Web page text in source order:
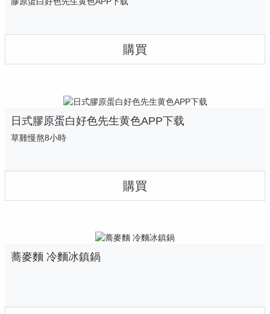
購買
日式膠原蛋白好色先生黄色APP下载
草雞慢熬8小時
購買
蕎麥麵 冷麵冰鎮鍋